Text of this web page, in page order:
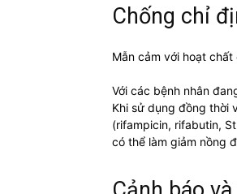
Chống chỉ
Mẫn cảm với hoạt
Với các bệnh nhân
Khi sử dụng đồng thời
(rifampicin, rifabutin,
có thể làm giảm nồng